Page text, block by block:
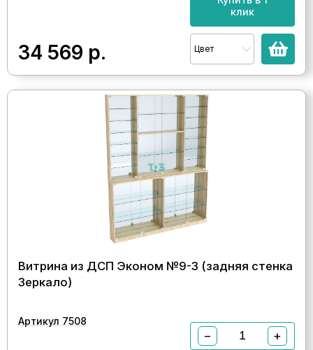
34 569 р.
клик
Цвет
Витрина из ДСП Эконом №9-3 (задняя стенка
Зеркало)
Артикул 7508
− +